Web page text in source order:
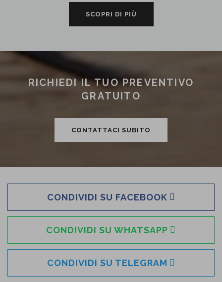
SCOPRI DI PIÙ
RICHIEDI IL TUO PREVENTIVO
GRATUITO
CONTATTACI SUBITO
CONDIVIDI SU FACEBOOK
CONDIVIDI SU WHATSAPP
CONDIVIDI SU TELEGRAM